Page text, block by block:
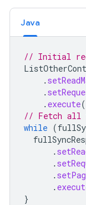
Java
// Initial
.
.
. execute
// Fetch all
while (
.
.
.
.
}